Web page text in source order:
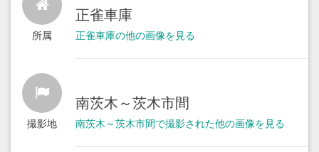
所属
正雀車庫
正雀車庫の他の画像を見る
撮影地
南茨木～茨木市間
南茨木～茨木市間で撮影された他の画像を見る